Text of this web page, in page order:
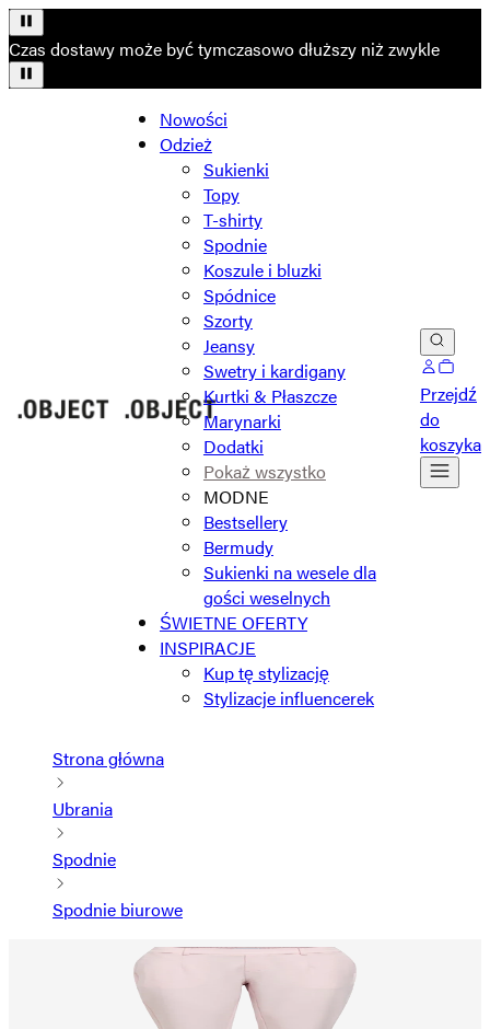
Czas dostawy może być tymczasowo dłuższy niż zwykle
Nowości
Odzież
Sukienki
Topy
T-shirty
Spodnie
Koszule i bluzki
Spódnice
Szorty
Jeansy
Swetry i kardigany
Kurtki & Płaszcze
Marynarki
Dodatki
Pokaż wszystko
MODNE
Bestsellery
Bermudy
Sukienki na wesele dla
gości weselnych
ŚWIETNE OFERTY
INSPIRACJE
Kup tę stylizację
Stylizacje influencerek
Przejdź
do
koszyka
Strona główna
Ubrania
Spodnie
Spodnie biurowe